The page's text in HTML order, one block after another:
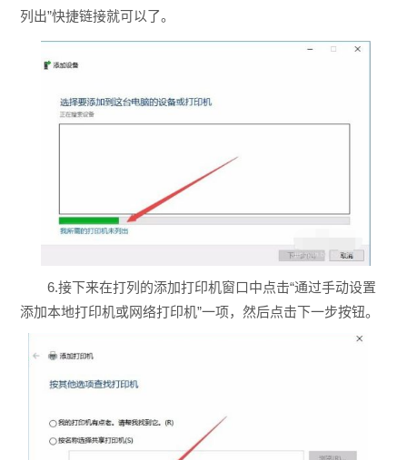
列出”快捷链接就可以了。
6.接下来在打列的添加打印机窗口中点击“通过手动设置
添加本地打印机或网络打印机”一项，然后点击下一步按钮。